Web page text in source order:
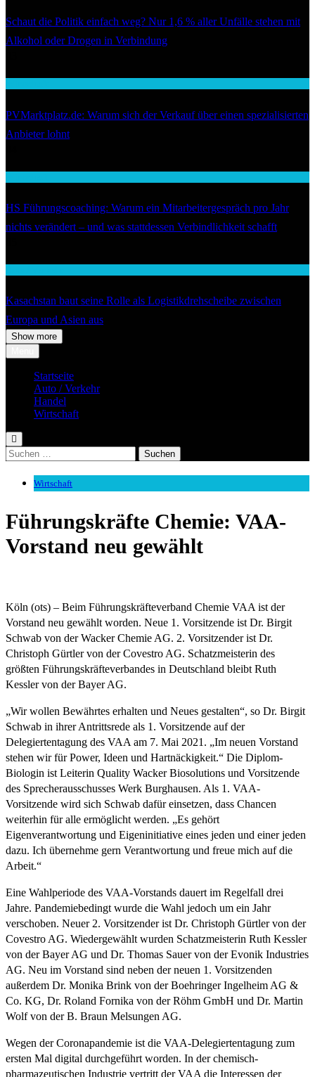
Schaut die Politik einfach weg? Nur 1,6 % aller Unfälle stehen mit
Alkohol oder Drogen in Verbindung
PVMarktplatz.de: Warum sich der Verkauf über einen spezialisierten
Anbieter lohnt
HS Führungscoaching: Warum ein Mitarbeitergespräch pro Jahr
nichts verändert – und was stattdessen Verbindlichkeit schafft
Kasachstan baut seine Rolle als Logistikdrehscheibe zwischen
Europa und Asien aus
Show more
Startseite
Auto / Verkehr
Handel
Wirtschaft
Suchen
nach:
Wirtschaft
Führungskräfte Chemie: VAA-
Vorstand neu gewählt
Köln (ots) – Beim Führungskräfteverband Chemie VAA ist der
Vorstand neu gewählt worden. Neue 1. Vorsitzende ist Dr. Birgit
Schwab von der Wacker Chemie AG. 2. Vorsitzender ist Dr.
Christoph Gürtler von der Covestro AG. Schatzmeisterin des
größten Führungskräfteverbandes in Deutschland bleibt Ruth
Kessler von der Bayer AG.
„Wir wollen Bewährtes erhalten und Neues gestalten“, so Dr. Birgit
Schwab in ihrer Antrittsrede als 1. Vorsitzende auf der
Delegiertentagung des VAA am 7. Mai 2021. „Im neuen Vorstand
stehen wir für Power, Ideen und Hartnäckigkeit.“ Die Diplom-
Biologin ist Leiterin Quality Wacker Biosolutions und Vorsitzende
des Sprecherausschusses Werk Burghausen. Als 1. VAA-
Vorsitzende wird sich Schwab dafür einsetzen, dass Chancen
weiterhin für alle ermöglicht werden. „Es gehört
Eigenverantwortung und Eigeninitiative eines jeden und einer jeden
dazu. Ich übernehme gern Verantwortung und freue mich auf die
Arbeit.“
Eine Wahlperiode des VAA-Vorstands dauert im Regelfall drei
Jahre. Pandemiebedingt wurde die Wahl jedoch um ein Jahr
verschoben. Neuer 2. Vorsitzender ist Dr. Christoph Gürtler von der
Covestro AG. Wiedergewählt wurden Schatzmeisterin Ruth Kessler
von der Bayer AG und Dr. Thomas Sauer von der Evonik Industries
AG. Neu im Vorstand sind neben der neuen 1. Vorsitzenden
außerdem Dr. Monika Brink von der Boehringer Ingelheim AG &
Co. KG, Dr. Roland Fornika von der Röhm GmbH und Dr. Martin
Wolf von der B. Braun Melsungen AG.
Wegen der Coronapandemie ist die VAA-Delegiertentagung zum
ersten Mal digital durchgeführt worden. In der chemisch-
pharmazeutischen Industrie vertritt der VAA die Interessen der